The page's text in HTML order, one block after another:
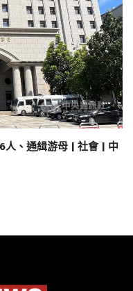
、通緝游母 | 社會 | 中